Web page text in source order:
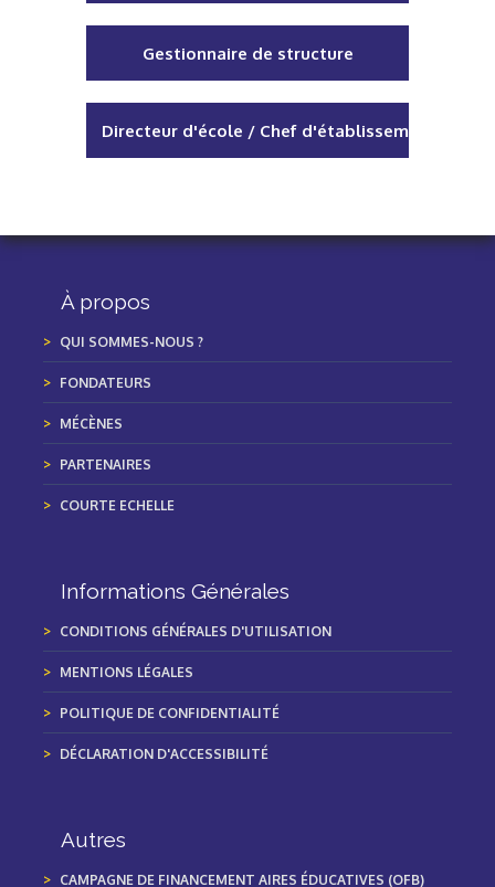
Gestionnaire de structure
Directeur d'école / Chef d'établissement
À propos
QUI SOMMES-NOUS ?
FONDATEURS
MÉCÈNES
PARTENAIRES
COURTE ECHELLE
Informations Générales
CONDITIONS GÉNÉRALES D'UTILISATION
MENTIONS LÉGALES
POLITIQUE DE CONFIDENTIALITÉ
DÉCLARATION D'ACCESSIBILITÉ
Autres
CAMPAGNE DE FINANCEMENT AIRES ÉDUCATIVES (OFB)